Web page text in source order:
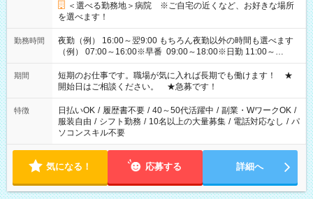
＜選べる勤務地＞病院 ※ご自宅の近くなど、お好きな場所
を選べます！
勤務時間
夜勤（例） 16:00～翌9:00 もちろん夜勤以外の時間も選べます
（例） 07:00～16:00※早番 09:00～18:00※日勤 11:00～
20:00※遅番 ※時間は、固定・選べる施設もあるので、ご希望が
あれば調整できます！ ※シフト制。勤務地により実働時間が異
なります。★家庭の都合でお休みが必要な場合も遠慮なくご相
談ください。
期間
短期のお仕事です。職場が気に入れば長期でも働けます！ ★
開始日はご相談ください。 ★急募です！
特徴 日払いOK / 履歴書不要 / 40～50代活躍中 / 副業・WワークOK /
服装自由 / シフト勤務 / 10名以上の大量募集 / 電話対応なし / パ
ソコンスキル不要
気になる！ 応募する 詳細へ